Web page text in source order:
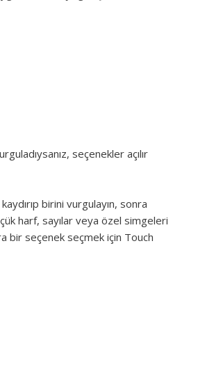
seçenekler açılır
birini vurgulayın, sonra
harf, sayılar veya özel simgeleri
bir seçenek seçmek için Touch